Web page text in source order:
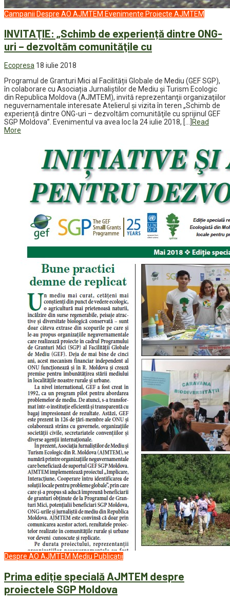
Campanii Despre AO AJMTEM Evenimente Proiecte AJMTEM
INVITAŢIE: „Schimb de experiență dintre ONG-
uri – dezvoltăm comunităţile cu
Ecopresa 18 iulie 2018
Programul de Granturi Mici al Facilității Globale de Mediu (GEF SGP),
în colaborare cu Asociația Jurnaliștilor de Mediu și Turism Ecologic
din Republica Moldova (AJMTEM), invită reprezentanţii organizaţiilor
neguvernamentale interesate Atelierul şi vizita în teren „Schimb de
experiență dintre ONG-uri – dezvoltăm comunităţile cu sprijinul GEF
SGP Moldova”. Evenimentul va avea loc la 24 iulie 2018, […] Read
More
Despre AO AJMTEM Mediu Publicații
Prima ediție specială AJMTEM despre
proiectele SGP Moldova